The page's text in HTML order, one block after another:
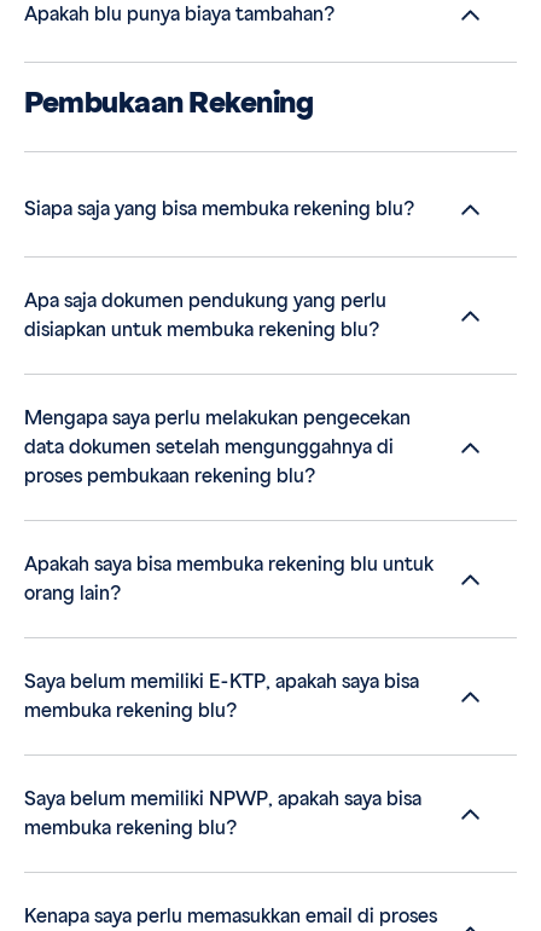
Apakah blu punya biaya tambahan?
Pembukaan Rekening
Siapa saja yang bisa membuka rekening blu?
Apa saja dokumen pendukung yang perlu
disiapkan untuk membuka rekening blu?
Mengapa saya perlu melakukan pengecekan
data dokumen setelah mengunggahnya di
proses pembukaan rekening blu?
Apakah saya bisa membuka rekening blu untuk
orang lain?
Saya belum memiliki E-KTP, apakah saya bisa
membuka rekening blu?
Saya belum memiliki NPWP, apakah saya bisa
membuka rekening blu?
Kenapa saya perlu memasukkan email di proses